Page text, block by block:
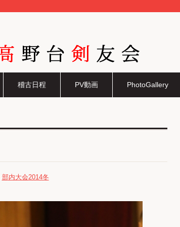
稽古日程 PV動画 PhotoGallery
部内大会2014冬